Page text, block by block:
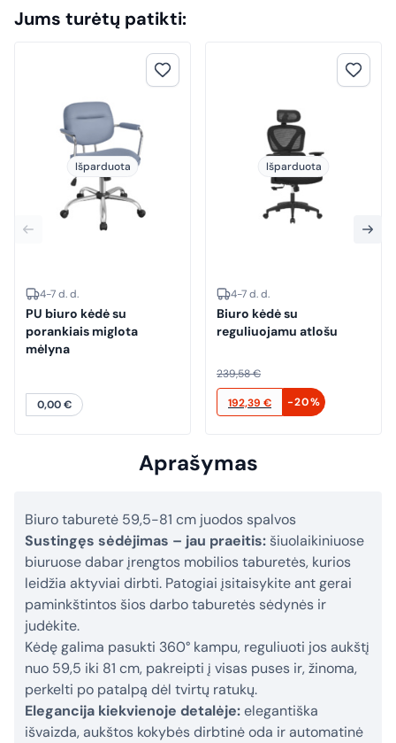
Jums turėtų patikti:
Išparduota
4-7 d. d.
PU biuro kėdė su
porankiais miglota
mėlyna
0,00€
Išparduota
4-7 d. d.
Biuro kėdė su
reguliuojamu atlošu
239,58€
Original
price
239,58 €.
192,39 €
Current
price
-20%
Aprašymas
Biuro taburetė 59,5-81 cm juodos spalvos
Sustingęs sėdėjimas – jau praeitis: šiuolaikiniuose
biuruose dabar įrengtos mobilios taburetės, kurios
leidžia aktyviai dirbti. Patogiai įsitaisykite ant gerai
paminkštintos šios darbo taburetės sėdynės ir
judėkite.
Kėdę galima pasukti 360° kampu, reguliuoti jos aukštį
nuo 59,5 iki 81 cm, pakreipti į visas puses ir, žinoma,
perkelti po patalpą dėl tvirtų ratukų.
Elegancija kiekvienoje detalėje:elegantiška
išvaizda, aukštos kokybės dirbtinė oda ir automatinė